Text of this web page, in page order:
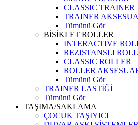
CLASSIC TRAINER
TRAINER
Tümünü Gör
BİSİKLET ROLLER
INTERACTIVE
REZISTANSLI
CLASSIC ROLLER
ROLLER
Tümünü Gör
TRAINER LASTİĞİ
Tümünü Gör
TAŞIMA/SAKLAMA
ÇOCUK TAŞIYICI